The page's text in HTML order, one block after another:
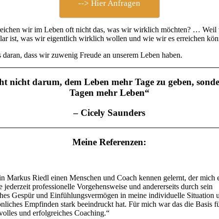
--> Hier Anfragen
wir im Leben oft nicht das, was wir wirklich möchten? … Weil
ist, was wir eigentlich wirklich wollen und wie wir es erreichen
daran, dass wir zuwenig Freude an unserem Leben haben.
nicht darum, dem Leben mehr Tage zu geben,
Tagen mehr Leben“
– Cicely Saunders
Meine Referenzen:
Markus Riedl einen Menschen und Coach kennen gelernt, der mich
jederzeit professionelle Vorgehensweise und andererseits durch sein
Gespür und Einfühlungsvermögen in meine individuelle Situation
Empfinden stark beeindruckt hat. Für mich war das die Basis
und erfolgreiches Coaching.“